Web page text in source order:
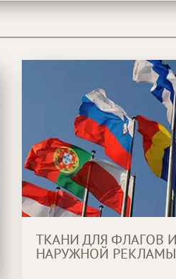
ТКАНИ ДЛЯ ФЛАГОВ И
НАРУЖНОЙ РЕКЛАМЫ